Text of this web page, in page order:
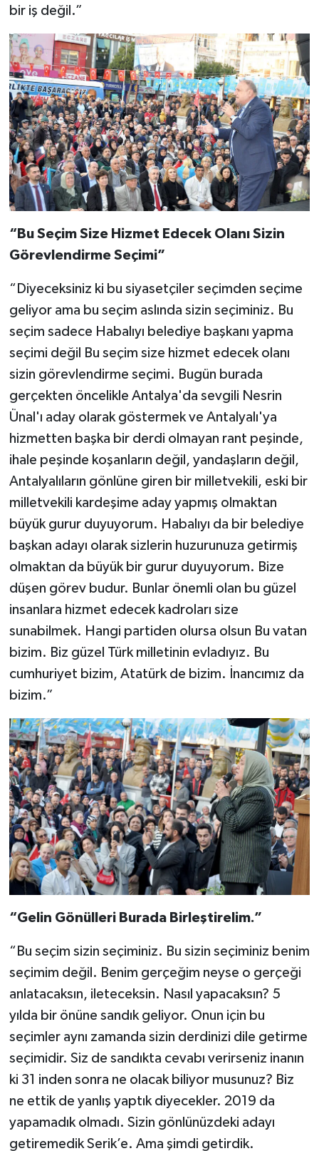
bir iş değil.”
“Bu Seçim Size Hizmet Edecek Olanı Sizin
Görevlendirme Seçimi”
“Diyeceksiniz ki bu siyasetçiler seçimden seçime
geliyor ama bu seçim aslında sizin seçiminiz. Bu
seçim sadece Habalıyı belediye başkanı yapma
seçimi değil Bu seçim size hizmet edecek olanı
sizin görevlendirme seçimi. Bugün burada
gerçekten öncelikle Antalya'da sevgili Nesrin
Ünal'ı aday olarak göstermek ve Antalyalı'ya
hizmetten başka bir derdi olmayan rant peşinde,
ihale peşinde koşanların değil, yandaşların değil,
Antalyalıların gönlüne giren bir milletvekili, eski bir
milletvekili kardeşime aday yapmış olmaktan
büyük gurur duyuyorum. Habalıyı da bir belediye
başkan adayı olarak sizlerin huzurunuza getirmiş
olmaktan da büyük bir gurur duyuyorum. Bize
düşen görev budur. Bunlar önemli olan bu güzel
insanlara hizmet edecek kadroları size
sunabilmek. Hangi partiden olursa olsun Bu vatan
bizim. Biz güzel Türk milletinin evladıyız. Bu
cumhuriyet bizim, Atatürk de bizim. İnancımız da
bizim.”
“Gelin Gönülleri Burada Birleştirelim.”
“Bu seçim sizin seçiminiz. Bu sizin seçiminiz benim
seçimim değil. Benim gerçeğim neyse o gerçeği
anlatacaksın, ileteceksin. Nasıl yapacaksın? 5
yılda bir önüne sandık geliyor. Onun için bu
seçimler aynı zamanda sizin derdinizi dile getirme
seçimidir. Siz de sandıkta cevabı verirseniz inanın
ki 31 inden sonra ne olacak biliyor musunuz? Biz
ne ettik de yanlış yaptık diyecekler. 2019 da
yapamadık olmadı. Sizin gönlünüzdeki adayı
getiremedik Serik’e. Ama şimdi getirdik.